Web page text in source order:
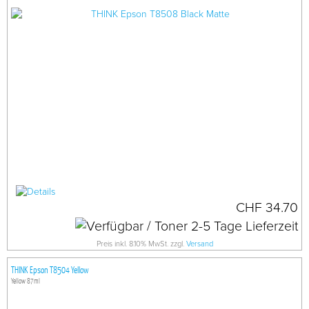
CHF 34.70
Preis inkl. 8.10% MwSt. zzgl. Versand
THINK Epson T8504 Yellow
Yellow 87ml